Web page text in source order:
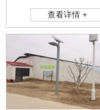
查看详情 +